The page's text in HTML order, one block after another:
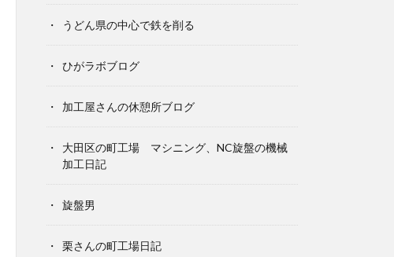
うどん県の中心で鉄を削る
ひがラボブログ
加工屋さんの休憩所ブログ
大田区の町工場 マシニング、NC旋盤の機械
加工日記
旋盤男
栗さんの町工場日記